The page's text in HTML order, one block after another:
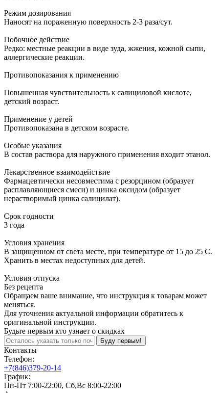
Режим дозирования
Наносят на пораженную поверхность 2-3 раза/сут.
Побочное действие
Редко: местные реакции в виде зуда, жжения, кожной сыпи,
аллергические реакции.
Противопоказания к применению
Повышенная чувствительность к салициловой кислоте,
детский возраст.
Применение у детей
Противопоказана в детском возрасте.
Особые указания
В состав раствора для наружного применения входит этанол.
Лекарственное взаимодействие
Фармацевтически несовместима с резорцином (образует
расплавляющиеся смеси) и цинка оксидом (образует
нерастворимый цинка салицилат).
Срок годности
3 года
Условия хранения
В защищенном от света месте, при температуре от 15 до 25 С.
Хранить в местах недоступных для детей.
Условия отпуска
Без рецепта
Обращаем ваше внимание, что инструкция к товарам может
меняться.
Для уточнения актуальной информации обратитесь к
оригинальной инструкции.
Будьте первым кто узнает о скидках
Буду первым!
Контакты
Телефон:
+7(846)379-20-14
График:
Пн-Пт 7:00-22:00, Сб,Вс 8:00-22:00